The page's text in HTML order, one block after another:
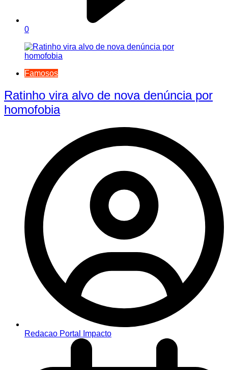
0
Famosos
Ratinho vira alvo de nova denúncia por
homofobia
Redacao Portal Impacto